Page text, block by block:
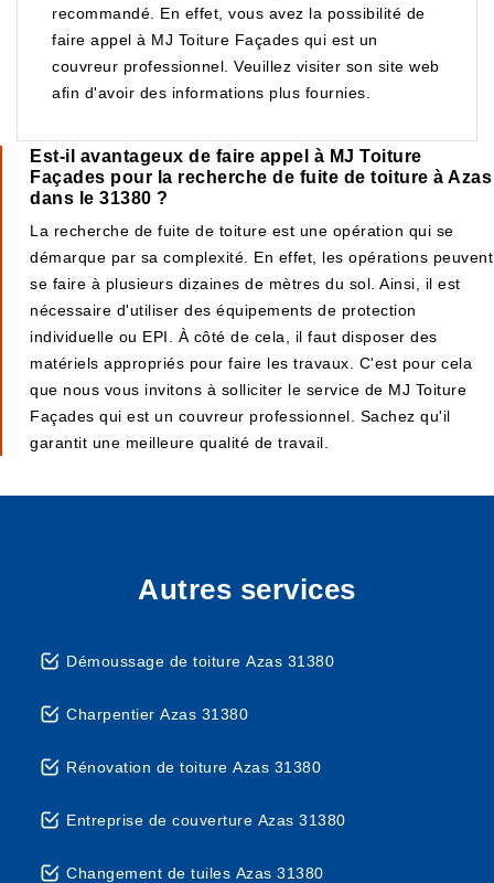
recommandé. En effet, vous avez la possibilité de
faire appel à MJ Toiture Façades qui est un
couvreur professionnel. Veuillez visiter son site web
afin d'avoir des informations plus fournies.
Est-il avantageux de faire appel à MJ Toiture
Façades pour la recherche de fuite de toiture à Azas
dans le 31380 ?
La recherche de fuite de toiture est une opération qui se
démarque par sa complexité. En effet, les opérations peuvent
se faire à plusieurs dizaines de mètres du sol. Ainsi, il est
nécessaire d'utiliser des équipements de protection
individuelle ou EPI. À côté de cela, il faut disposer des
matériels appropriés pour faire les travaux. C'est pour cela
que nous vous invitons à solliciter le service de MJ Toiture
Façades qui est un couvreur professionnel. Sachez qu'il
garantit une meilleure qualité de travail.
Autres services
Démoussage de toiture Azas 31380
Charpentier Azas 31380
Rénovation de toiture Azas 31380
Entreprise de couverture Azas 31380
Changement de tuiles Azas 31380